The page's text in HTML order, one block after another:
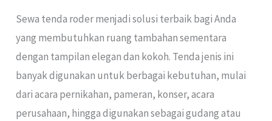
Sewa tenda roder menjadi solusi terbaik bagi Anda
yang membutuhkan ruang tambahan sementara
dengan tampilan elegan dan kokoh. Tenda jenis ini
banyak digunakan untuk berbagai kebutuhan, mulai
dari acara pernikahan, pameran, konser, acara
perusahaan, hingga digunakan sebagai gudang atau